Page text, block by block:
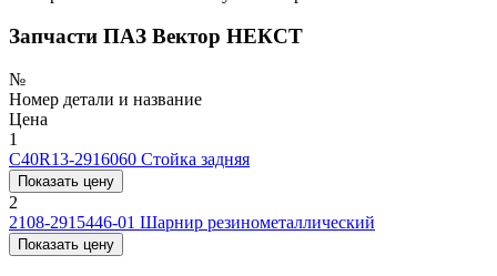
Запчасти ПАЗ Вектор НЕКСТ
№
Номер детали и название
Цена
1
C40R13-2916060 Стойка задняя
Показать цену
2
2108-2915446-01 Шарнир резинометаллический
Показать цену